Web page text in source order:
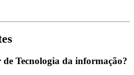
Tecnologia da informação?